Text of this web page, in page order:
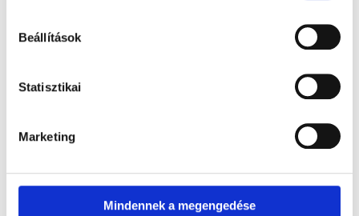
Beállítások
Statisztikai
Marketing
Mindennek a megengedése
Mi lenne, ha 2026-ban elkezdenétek használni?
Kérem a 2026-os gyereknaptárat!